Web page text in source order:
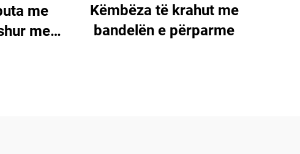
me
me
Këmbëza të krahut me
bandelën e përparme